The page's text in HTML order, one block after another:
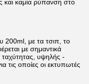
και καμία ρύπανση στο
200ml, με τα τσιπ, το
με σημαντικά
υψηλής -
τις οποίες οι εκτυπωτές